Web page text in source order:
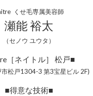
くせ毛専属美容師
瀬能 裕太
（セノウ ユウタ）
［ネイトル］ 松戸■
市松戸1304-3 第3宝星ビル 2F)
■得意な技術■